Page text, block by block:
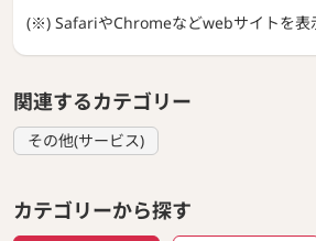
(※) SafariやChromeなどwebサイトを表
関連するカテゴリー
その他(サービス)
カテゴリーから探す